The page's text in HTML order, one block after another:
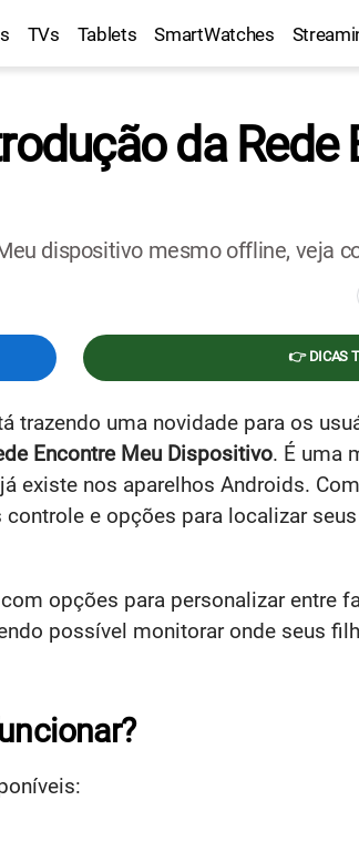
TVs Tablets SmartWatches
da Rede
dispositivo mesmo offline, veja
👉 DICAS
trazendo uma novidade para os
Encontre Meu Dispositivo. É uma
existe nos aparelhos Androids.
controle e opções para localizar
opções para personalizar entre
possível monitorar onde seus